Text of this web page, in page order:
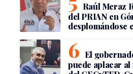
Raúl Meraz
del PRIAN en
desplomándose
El
puede aplacar